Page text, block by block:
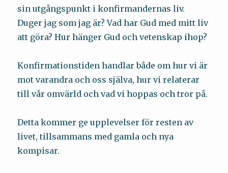
sin utgångspunkt i konfirmandernas liv.
Duger jag som jag är? Vad har Gud med mitt liv
att göra? Hur hänger Gud och vetenskap ihop?
Konfirmationstiden handlar både om hur vi är
mot varandra och oss själva, hur vi relaterar
till vår omvärld och vad vi hoppas och tror på.
Detta kommer ge upplevelser för resten av
livet, tillsammans med gamla och nya
kompisar.